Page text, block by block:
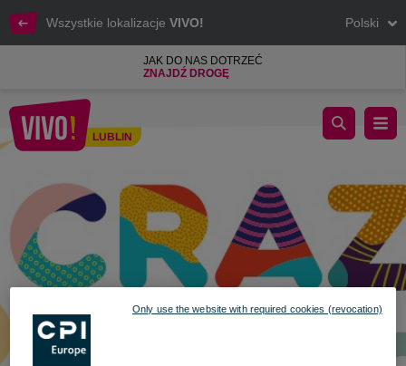
Wszystkie lokalizacje VIVO! Polski
JAK DO NAS DOTRZEĆ
ZNAJDŹ DROGĘ
LUBLIN
Szalony event otwarcie Crazy Bubble
Only use the website with required cookies (revocation)